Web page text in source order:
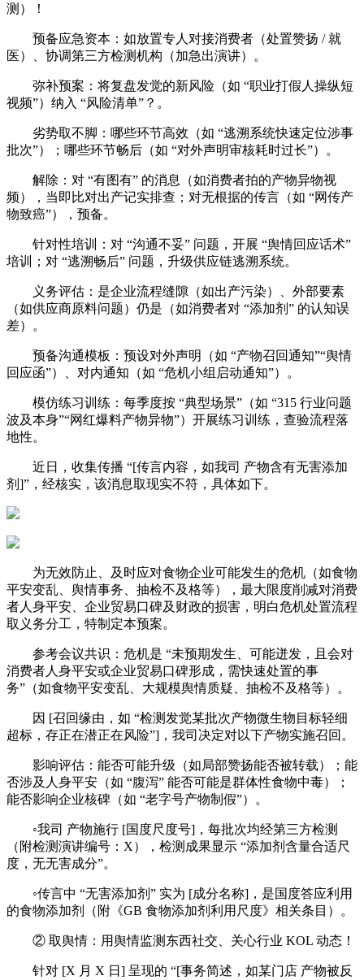
测）！
预备应急资本：如放置专人对接消费者（处置赞扬 / 就
医）、协调第三方检测机构（加急出演讲）。
弥补预案：将复盘发觉的新风险（如 “职业打假人操纵短
视频”）纳入 “风险清单”？。
劣势取不脚：哪些环节高效（如 “逃溯系统快速定位涉事
批次”）；哪些环节畅后（如 “对外声明审核耗时过长”）。
解除：对 “有图有” 的消息（如消费者拍的产物异物视
频），当即比对出产记实排查；对无根据的传言（如 “网传产
物致癌”），预备。
针对性培训：对 “沟通不妥” 问题，开展 “舆情回应话术”
培训；对 “逃溯畅后” 问题，升级供应链逃溯系统。
义务评估：是企业流程缝隙（如出产污染）、外部要素
（如供应商原料问题）仍是（如消费者对 “添加剂” 的认知误
差）。
预备沟通模板：预设对外声明（如 “产物召回通知”“舆情
回应函”）、对内通知（如 “危机小组启动通知”）。
模仿练习训练：每季度按 “典型场景”（如 “315 行业问题
波及本身”“网红爆料产物异物”）开展练习训练，查验流程落
地性。
近日，收集传播 “[传言内容，如我司 产物含有无害添加
剂]”，经核实，该消息取现实不符，具体如下。
为无效防止、及时应对食物企业可能发生的危机（如食物
平安变乱、舆情事务、抽检不及格等），最大限度削减对消费
者人身平安、企业贸易口碑及财政的损害，明白危机处置流程
取义务分工，特制定本预案。
参考会议共识：危机是 “未预期发生、可能迸发，且会对
消费者人身平安或企业贸易口碑形成，需快速处置的事
务”（如食物平安变乱、大规模舆情质疑、抽检不及格等）。
因 [召回缘由，如 “检测发觉某批次产物微生物目标轻细
超标，存正在潜正在风险”]，我司决定对以下产物实施召回。
影响评估：能否可能升级（如局部赞扬能否被转载）；能
否涉及人身平安（如 “腹泻” 能否可能是群体性食物中毒）；
能否影响企业核碑（如 “老字号产物制假”）。
◦我司 产物施行 [国度尺度号]，每批次均经第三方检测
（附检测演讲编号：X），检测成果显示 “添加剂含量合适尺
度，无无害成分”。
◦传言中 “无害添加剂” 实为 [成分名称]，是国度答应利用
的食物添加剂（附《GB 食物添加剂利用尺度》相关条目）。
② 取舆情：用舆情监测东西社交、关心行业 KOL 动态！
针对 [X 月 X 日] 呈现的 “[事务简述，如某门店 产物被反